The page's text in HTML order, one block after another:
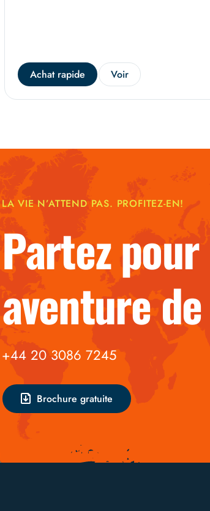
Achat rapide Voir
LA VIE N’ATTEND PAS. PROFITEZ-EN!
Partez
aventure
+44 20 3086 7245
Brochure gratuite